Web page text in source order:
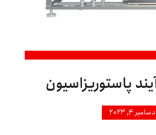
دسامبر ۴, ۲۰۲۳